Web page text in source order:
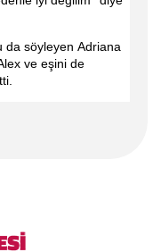
da söyleyen Adriana
ve eşini de